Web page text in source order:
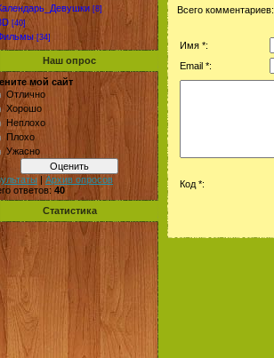
[8]
[40]
[34]
Наш опрос
мой сайт
Отлично
Хорошо
Неплохо
Плохо
Ужасно
| Архив опросов
ответов: 40
Статистика
Всего комментариев:
Имя *:
Email *:
Код *: